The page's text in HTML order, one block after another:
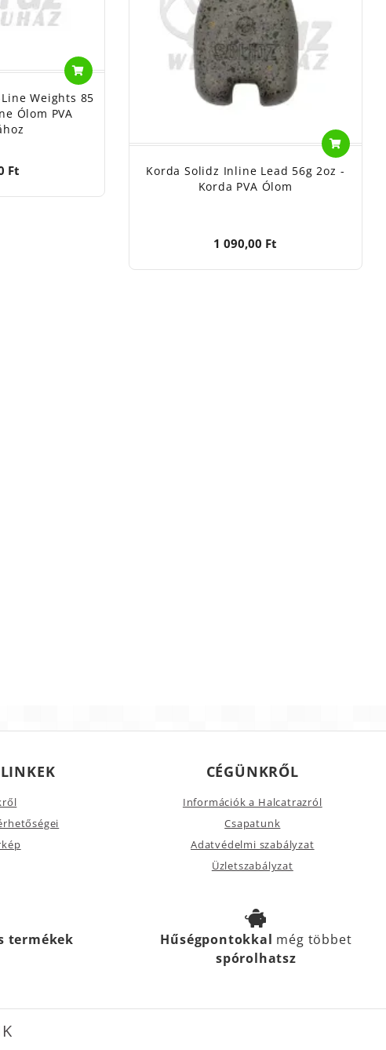
Weights 85
Ólom PVA
Ft
Korda Solidz Inline Lead 56g 2oz -
Korda PVA Ólom
1 090,00 Ft
CÉGÜNKRŐL
Információk a Halcatrazról
Csapatunk
Adatvédelmi szabályzat
Üzletszabályzat
termékek Hűségpontokkal még többet
spórolhatsz